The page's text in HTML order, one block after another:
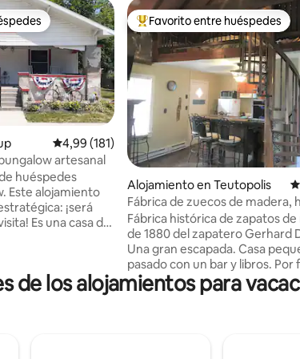
evaluaciones
más destacados
Calificación promedio: 4,99 de 5. 181
4,99 (181)
artesanal
huéspedes
Este alojamiento
¡será
Es una casa de
el Pueblo de
70, IL RT
Favorito entre los huéspedes
Favorito entre huéspedes
Alojamiento en Teutopolis
Fábrica de zuecos de madera,
con bar y desayuno
Fábrica histórica de zapatos
de 1880 del zapatero Gerhard
Una gran escapada. Casa
pasado con un bar y libros. Por favor,
coge algunos y deja algunos :-)
Totalmente amueblado.
delantera, columpio, parrilla,
de los alojamientos para